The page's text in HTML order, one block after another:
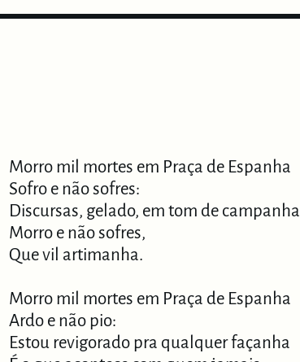
Morro mil mortes em Praça de Espanha
Sofro e não sofres:
Discursas, gelado, em tom de campanha
Morro e não sofres,
Que vil artimanha.
Morro mil mortes em Praça de Espanha
Ardo e não pio:
Estou revigorado pra qualquer façanha